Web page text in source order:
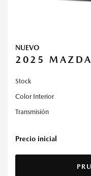
NUEVO
2025
Stock
Color Interior
Transmisión
Precio inicial